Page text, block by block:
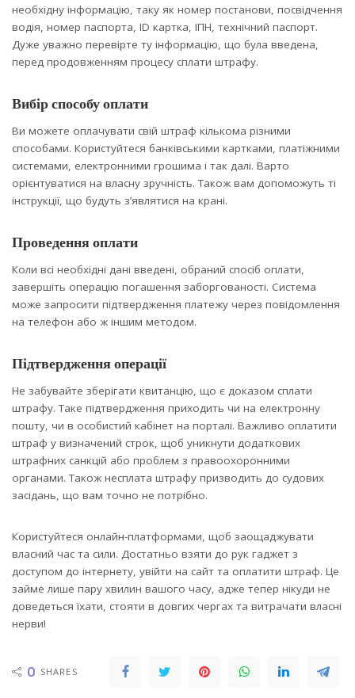
необхідну інформацію, таку як номер постанови, посвідчення
водія, номер паспорта, ID картка, ІПН, технічний паспорт.
Дуже уважно перевірте ту інформацію, що була введена,
перед продовженням процесу сплати штрафу.
Вибір способу оплати
Ви можете оплачувати свій штраф кількома різними
способами. Користуйтеся банківськими картками, платіжними
системами, електронними грошима і так далі. Варто
орієнтуватися на власну зручність. Також вам допоможуть ті
інструкції, що будуть з’являтися на крані.
Проведення оплати
Коли всі необхідні дані введені, обраний спосіб оплати,
завершіть операцію погашення заборгованості. Система
може запросити підтвердження платежу через повідомлення
на телефон або ж іншим методом.
Підтвердження операції
Не забувайте зберігати квитанцію, що є доказом сплати
штрафу. Таке підтвердження приходить чи на електронну
пошту, чи в особистий кабінет на порталі. Важливо оплатити
штраф у визначений строк, щоб уникнути додаткових
штрафних санкцій або проблем з правоохоронними
органами. Також несплата штрафу призводить до судових
засідань, що вам точно не потрібно.
Користуйтеся онлайн-платформами, щоб заощаджувати
власний час та сили. Достатньо взяти до рук гаджет з
доступом до інтернету, увійти на сайт та оплатити штраф. Це
займе лише пару хвилин вашого часу, адже тепер нікуди не
доведеться їхати, стояти в довгих чергах та витрачати власні
нерви!
0 SHARES